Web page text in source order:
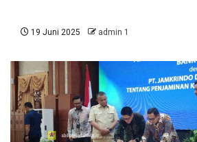
19 Juni 2025 admin 1